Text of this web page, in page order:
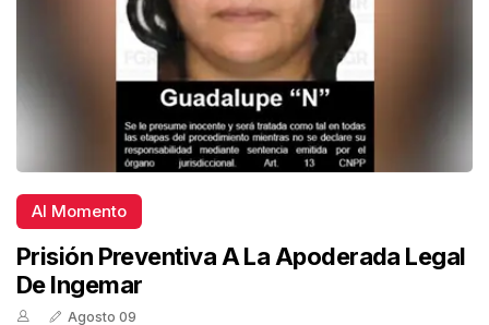
Al Momento
Prisión Preventiva A La Apoderada Legal
De Ingemar
Agosto 09